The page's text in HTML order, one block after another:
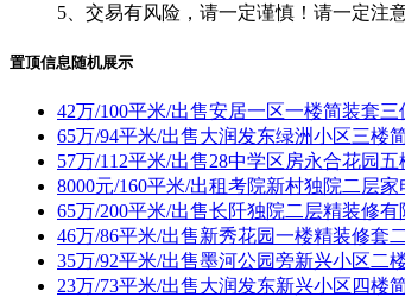
5、交易有风险，请一定谨慎！请一定注
置顶信息随机展示
42万/100平米/出售安居一区一楼简装套三
65万/94平米/出售大润发东绿洲小区三楼
57万/112平米/出售28中学区房永合花园
8000元/160平米/出租考院新村独院二层
65万/200平米/出售长阡独院二层精装修
46万/86平米/出售新秀花园一楼精装修套
35万/92平米/出售墨河公园旁新兴小区二
23万/73平米/出售大润发东新兴小区四楼